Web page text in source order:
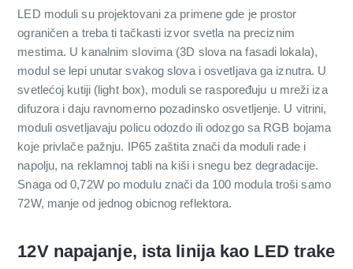
LED moduli su projektovani za primene gde je prostor
ograničen a treba ti tačkasti izvor svetla na preciznim
mestima. U kanalnim slovima (3D slova na fasadi lokala),
modul se lepi unutar svakog slova i osvetljava ga iznutra. U
svetlećoj kutiji (light box), moduli se raspoređuju u mreži iza
difuzora i daju ravnomerno pozadinsko osvetljenje. U vitrini,
moduli osvetljavaju policu odozdo ili odozgo sa RGB bojama
koje privlače pažnju. IP65 zaštita znači da moduli rade i
napolju, na reklamnoj tabli na kiši i snegu bez degradacije.
Snaga od 0,72W po modulu znači da 100 modula troši samo
72W, manje od jednog obicnog reflektora.
12V napajanje, ista linija kao LED trake